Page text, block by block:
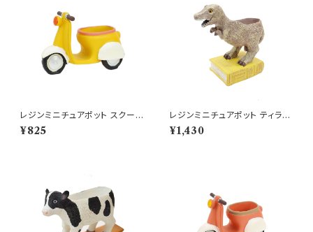
レジンミニチュアポット スクータ
ープランター YE バイク
¥825
レジンミニチュアポット ティラノ
サウルスブック 恐竜 ミニ鉢
¥1,430